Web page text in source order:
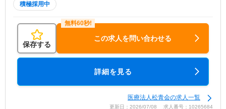
積極採用中
保存する
この求人を問い合わせる
詳細を見る
医療法人松青会の求人一覧
更新日：2026/07/08 求人番号：10265684